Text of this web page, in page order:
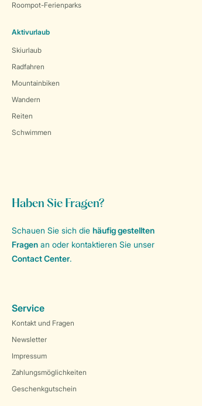
Roompot-Ferienparks
Aktivurlaub
Skiurlaub
Radfahren
Mountainbiken
Wandern
Reiten
Schwimmen
Haben Sie Fragen?
Schauen Sie sich die häufig gestellten
Fragen an oder kontaktieren Sie unser
Contact Center.
Service
Kontakt und Fragen
Newsletter
Impressum
Zahlungsmöglichkeiten
Geschenkgutschein